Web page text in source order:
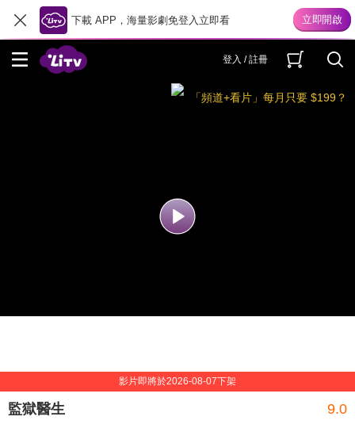
下載 APP，海量影劇免登入立即看
登入 / 註冊
「頻道+看片」每月只要 $199？
影片即將於2026-08-07下架
監獄醫生 9.0